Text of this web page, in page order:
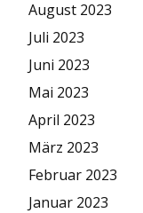
August 2023
Juli 2023
Juni 2023
Mai 2023
April 2023
März 2023
Februar 2023
Januar 2023